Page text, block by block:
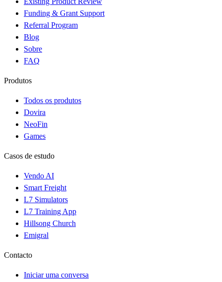
Funding & Grant Support
Referral Program
Blog
Sobre
FAQ
Produtos
Todos os produtos
Dovira
NeoFin
Games
Casos de estudo
Vendo AI
Smart Freight
L7 Simulators
L7 Training App
Hillsong Church
Emigral
Contacto
Iniciar uma conversa